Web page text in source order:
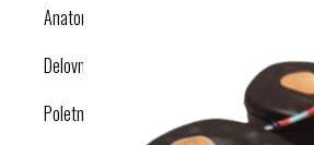
Anatomska obutev
Delovna obutev s certifikatom
Poletna obutev